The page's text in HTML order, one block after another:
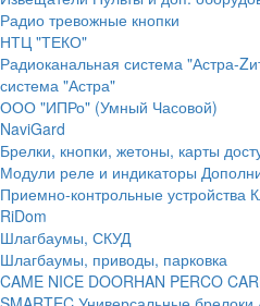
Радио тревожные кнопки
НТЦ "ТЕКО"
Радиоканальная система "Астра-
система "Астра"
ООО "ИПРо" (Умный Часовой)
NaviGard
Брелки, кнопки, жетоны, карты
Модули реле и индикаторы
Приемно-контрольные устройства
RiDom
Шлагбаумы, СКУД
Шлагбаумы, приводы, парковка
CAME NICE DOORHAN PERCO